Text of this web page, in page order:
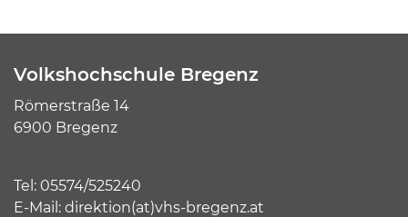
Volkshochschule Bregenz
Römerstraße 14
6900 Bregenz
Tel: 05574/525240
E-Mail: direktion(at)vhs-bregenz.at